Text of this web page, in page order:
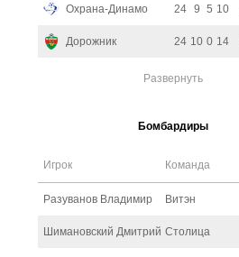
Охрана-Динамо 24 9 5 10
Дорожник 24 10 0 14
Развернуть
Бомбардиры
Игрок Команда
Разуванов Владимир Витэн
Шимановский Дмитрий Столица